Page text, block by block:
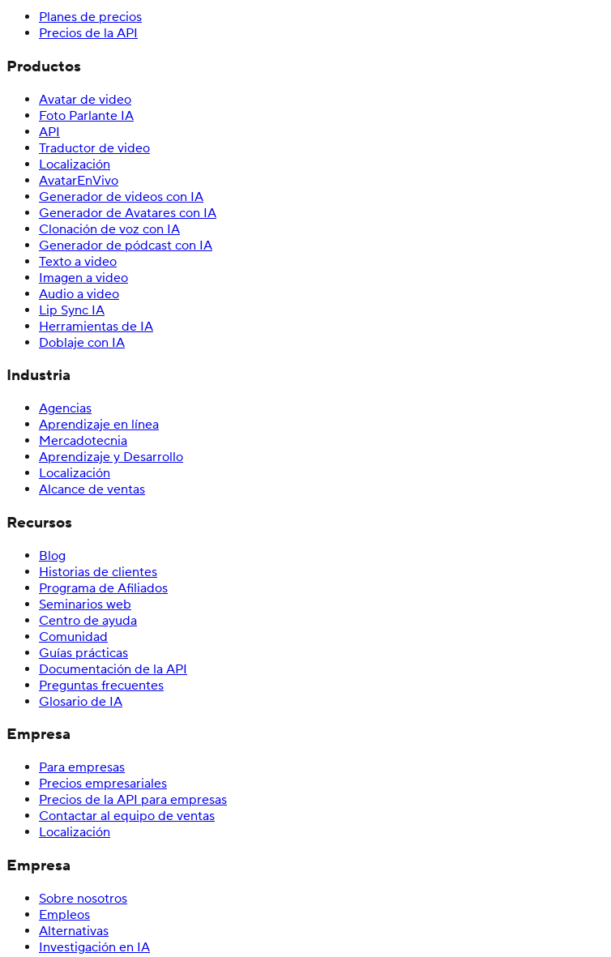
Planes de precios
Precios de la API
Productos
Avatar de video
Foto Parlante IA
API
Traductor de video
Localización
AvatarEnVivo
Generador de videos con IA
Generador de Avatares con IA
Clonación de voz con IA
Generador de pódcast con IA
Texto a video
Imagen a video
Audio a video
Lip Sync IA
Herramientas de IA
Doblaje con IA
Industria
Agencias
Aprendizaje en línea
Mercadotecnia
Aprendizaje y Desarrollo
Localización
Alcance de ventas
Recursos
Blog
Historias de clientes
Programa de Afiliados
Seminarios web
Centro de ayuda
Comunidad
Guías prácticas
Documentación de la API
Preguntas frecuentes
Glosario de IA
Empresa
Para empresas
Precios empresariales
Precios de la API para empresas
Contactar al equipo de ventas
Localización
Empresa
Sobre nosotros
Empleos
Alternativas
Investigación en IA